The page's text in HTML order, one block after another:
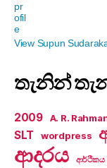
View Supun
තැනින්
2009 A. R.
SLT wordpress
ආදරය ආර්ථිකය